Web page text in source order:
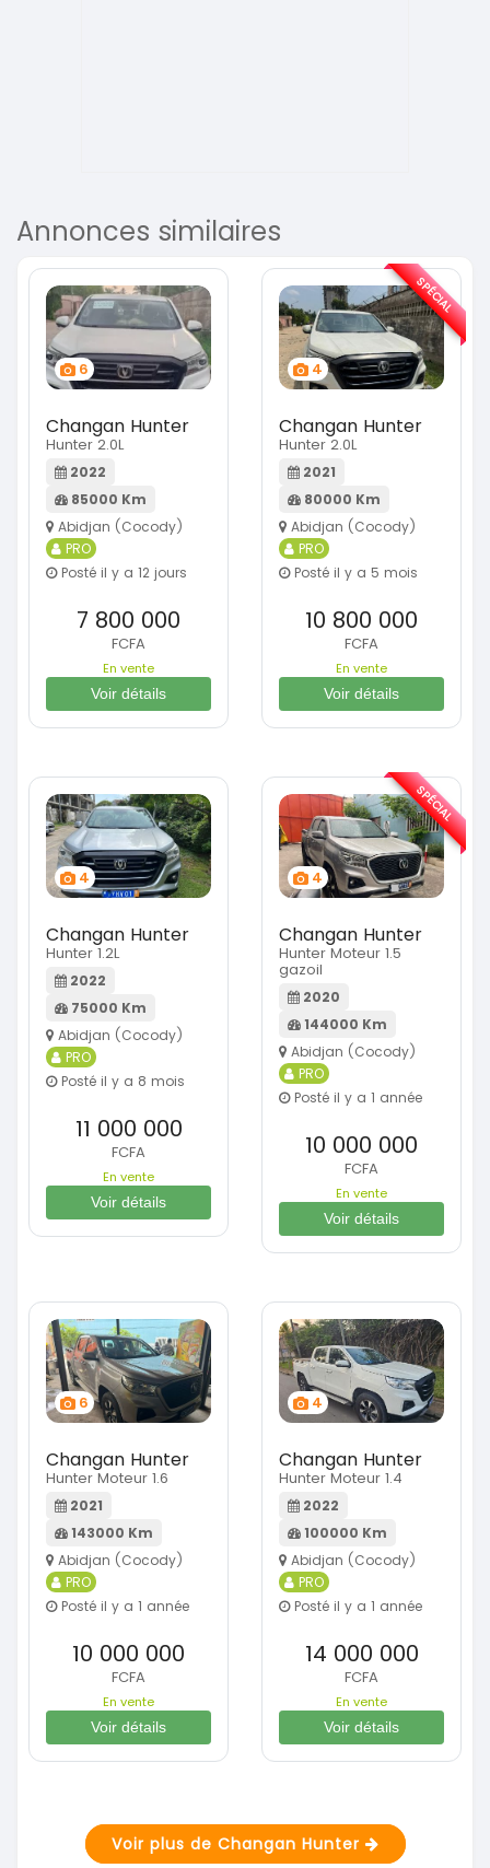
Annonces similaires
6
Changan Hunter
Hunter 2.0L
2022
85000 Km
Abidjan (Cocody)
PRO
Posté il y a 12 jours
7 800 000
FCFA
En vente
Voir détails
4
Changan Hunter
Hunter 2.0L
2021
80000 Km
Abidjan (Cocody)
PRO
Posté il y a 5 mois
10 800 000
FCFA
En vente
Voir détails
SPÉCIAL
4
Changan Hunter
Hunter 1.2L
2022
75000 Km
Abidjan (Cocody)
PRO
Posté il y a 8 mois
11 000 000
FCFA
En vente
Voir détails
4
Changan Hunter
Hunter Moteur 1.5
gazoil
2020
144000 Km
Abidjan (Cocody)
PRO
Posté il y a 1 année
10 000 000
FCFA
En vente
Voir détails
SPÉCIAL
6
Changan Hunter
Hunter Moteur 1.6
2021
143000 Km
Abidjan (Cocody)
PRO
Posté il y a 1 année
10 000 000
FCFA
En vente
Voir détails
4
Changan Hunter
Hunter Moteur 1.4
2022
100000 Km
Abidjan (Cocody)
PRO
Posté il y a 1 année
14 000 000
FCFA
En vente
Voir détails
Voir plus de Changan Hunter